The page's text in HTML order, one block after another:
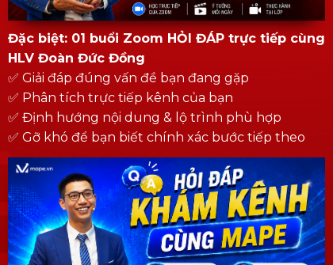
Đặc biệt: 01 buổi Zoom HỎI ĐÁP trực tiếp cùng
HLV Đoàn Đức Đồng
✅ Giải đáp đúng vấn đề bạn đang gặp
✅ Phân tích trực tiếp kênh của bạn
✅ Định hướng nội dung & lộ trình phù hợp
✅ Gỡ khó để bạn biết chính xác bước tiếp theo